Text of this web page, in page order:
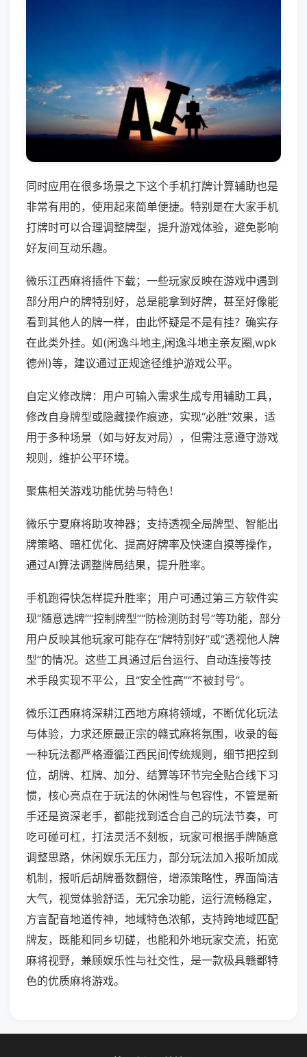
同时应用在很多场景之下这个手机打牌计算辅助也是
非常有用的，使用起来简单便捷。特别是在大家手机
打牌时可以合理调整牌型，提升游戏体验，避免影响
好友间互动乐趣。
微乐江西麻将插件下载；一些玩家反映在游戏中遇到
部分用户的牌特别好，总是能拿到好牌，甚至好像能
看到其他人的牌一样，由此怀疑是不是有挂？确实存
在此类外挂。如(闲逸斗地主,闲逸斗地主亲友圈,wpk
德州)等，建议通过正规途径维护游戏公平。
自定义修改牌：用户可输入需求生成专用辅助工具，
修改自身牌型或隐藏操作痕迹，实现“必胜”效果，适
用于多种场景（如与好友对局），但需注意遵守游戏
规则，维护公平环境。
聚焦相关游戏功能优势与特色！
微乐宁夏麻将助攻神器；支持透视全局牌型、智能出
牌策略、暗杠优化、提高好牌率及快速自摸等操作，
通过AI算法调整牌局结果，提升胜率。
手机跑得快怎样提升胜率；用户可通过第三方软件实
现“随意选牌”“控制牌型”“防检测防封号”等功能，部分
用户反映其他玩家可能存在“牌特别好”或“透视他人牌
型”的情况。这些工具通过后台运行、自动连接等技
术手段实现不平公，且“安全性高”“不被封号”。
微乐江西麻将深耕江西地方麻将领域，不断优化玩法
与体验，力求还原最正宗的赣式麻将氛围，收录的每
一种玩法都严格遵循江西民间传统规则，细节把控到
位，胡牌、杠牌、加分、结算等环节完全贴合线下习
惯，核心亮点在于玩法的休闲性与包容性，不管是新
手还是资深老手，都能找到适合自己的玩法节奏，可
吃可碰可杠，打法灵活不刻板，玩家可根据手牌随意
调整思路，休闲娱乐无压力，部分玩法加入报听加成
机制，报听后胡牌番数翻倍，增添策略性，界面简洁
大气，视觉体验舒适，无冗余功能，运行流畅稳定，
方言配音地道传神，地域特色浓郁，支持跨地域匹配
牌友，既能和同乡切磋，也能和外地玩家交流，拓宽
麻将视野，兼顾娱乐性与社交性，是一款极具赣鄱特
色的优质麻将游戏。